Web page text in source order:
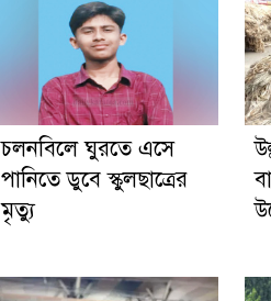
চলনবিলে ঘুরতে এসে
পানিতে ডুবে স্কুলছাত্রের
মৃত্যু